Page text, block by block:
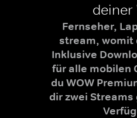
deiner
Fernseher,
stream, womit
Inklusive
für alle mobilen
du WOW
dir zwei